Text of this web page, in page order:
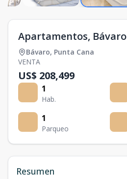
Apartamentos, Bávaro
Bávaro, Punta Cana
VENTA
US$ 208,499
1
Hab.
1
Parqueo
Resumen